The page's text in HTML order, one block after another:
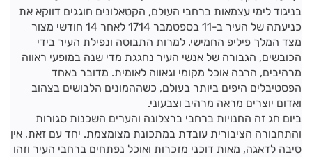
בניגוד לימי עצמאות ברחבי העולם, הקטאלונים חוגגים דווקא את
כניעתה של העיר ב-11 בספטמבר 1714 לאחר 14 חודשי מצור
מצד המלך פיליפ החמישי. למרות התבוסה ונפילת העיר בידי
הכובשים, הגבורה של אנשי העיר נחגגת מדי שנה במופעי ראווה
מרהיבים, הרבה אוכל מקומי וגאווה לאומית. מדובר באחד
הפסטיבלים היפים ביותר בעולם, כשההמונים הלבושים בצהוב
ואדום יוצרים מראה מרהיב וצבעוני.
ביום חג זה החנויות ברחבי ברצלונה והערים השכנות סגורות
והתחבורה הציבורית עובדת במתכונת מצומצמת. יחד עם זאת, אין
סיבה לדאגה, מאות דוכני מזכרות ואוכל נפתחים ברחבי העיר וזהו